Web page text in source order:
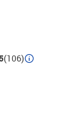
vos
un excellent
lit pour lire ou
ne sont pas
les cadres et
manuel de
:
(106)